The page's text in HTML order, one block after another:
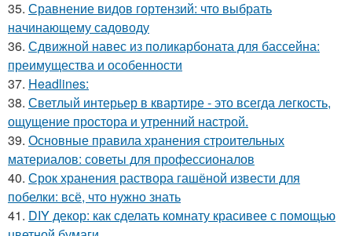
35. Сравнение видов гортензий: что выбрать
начинающему садоводу
36. Сдвижной навес из поликарбоната для бассейна:
преимущества и особенности
37. Headlines:
38. Светлый интерьер в квартире - это всегда легкость,
ощущение простора и утренний настрой.
39. Основные правила хранения строительных
материалов: советы для профессионалов
40. Срок хранения раствора гашёной извести для
побелки: всё, что нужно знать
41. DIY декор: как сделать комнату красивее с помощью